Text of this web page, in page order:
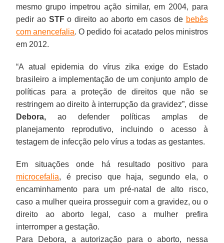
mesmo grupo impetrou ação similar, em 2004, para
pedir ao STFo direito ao aborto em casos de bebês
com anencefalia. O pedido foi acatado pelos ministros
em 2012.
“A atual epidemia do vírus zika exige do Estado
brasileiro a implementação de um conjunto amplo de
políticas para a proteção de direitos que não se
restringem ao direito à interrupção da gravidez”, disse
Debora, ao defender políticas amplas de
planejamento reprodutivo, incluindo o acesso à
testagem de infecção pelo vírus a todas as gestantes.
Em situações onde há resultado positivo para
microcefalia, é preciso que haja, segundo ela, o
encaminhamento para um pré-natal de alto risco,
caso a mulher queira prosseguir com a gravidez, ou o
direito ao aborto legal, caso a mulher prefira
interromper a gestação.
Para Debora, a autorização para o aborto, nessa